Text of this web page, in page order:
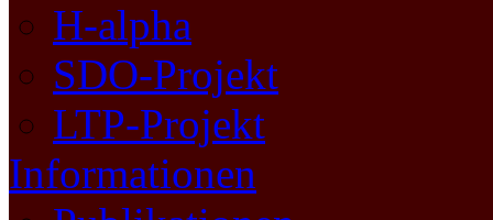
H-alpha
SDO-Projekt
LTP-Projekt
Informationen